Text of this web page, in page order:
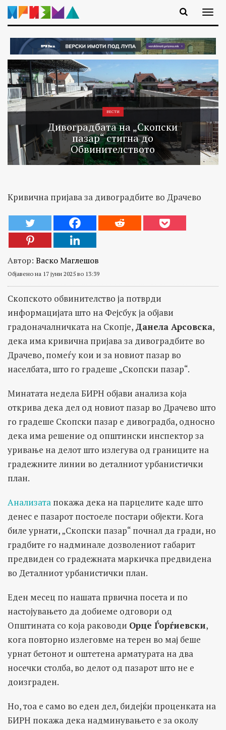
ВЕСТИ
Дивоградбата на „Скопски
пазар“ стигна до
Обвинителството
Кривична пријава за дивоградбите во Драчево
Автор: Васко Маглешов
Објавено на 17 јуни 2025 во 13:39
Скопското обвинителство ја потврди
информацијата што на Фејсбук ја објави
градоначалничката на Скопје, Данела Арсовска,
дека има кривична пријава за дивоградбите во
Драчево, помеѓу кои и за новиот пазар во
населбата, што го градеше „Скопски пазар“.
Минатата недела БИРН објави анализа која
открива дека дел од новиот пазар во Драчево што
го градеше Скопски пазар е дивоградба, односно
дека има решение од општински инспектор за
уривање на делот што излегува од границите на
градежните линии во деталниот урбанистички
план.
Анализата покажа дека на парцелите каде што
денес е пазарот постоеле постари објекти. Кога
биле урнати, „Скопски пазар“ почнал да гради, но
градбите го надминале дозволениот габарит
предвиден со градежната маркичка предвидена
во Деталниот урбанистички план.
Еден месец по нашата првична посета и по
настојувањето да добиеме одговори од
Општината со која раководи Орце Ѓорѓиевски,
кога повторно излеговме на терен во мај беше
урнат бетонот и оштетена арматурата на два
носечки столба, во делот од пазарот што не е
доизграден.
Но, тоа е само во еден дел, бидејќи проценката на
БИРН покажа дека надминувањето е за околу